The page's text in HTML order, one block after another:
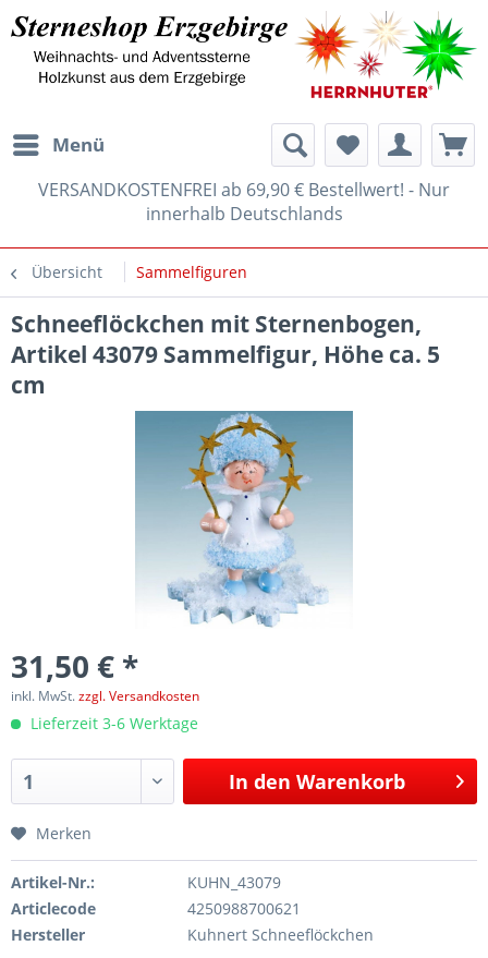
Menü
VERSANDKOSTENFREI ab 69,90 € Bestellwert! - Nur
innerhalb Deutschlands
Übersicht Sammelfiguren
Schneeflöckchen mit Sternenbogen,
Artikel 43079 Sammelfigur, Höhe ca. 5
cm
31,50 € *
inkl. MwSt.zzgl. Versandkosten
Lieferzeit 3-6 Werktage
In den Warenkorb
Merken
Artikel-Nr.:
KUHN_43079
Articlecode
4250988700621
Hersteller
Kuhnert Schneeflöckchen